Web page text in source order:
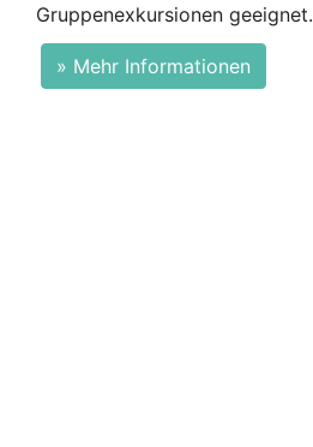
Gruppenexkursionen geeignet.
» Mehr Informationen